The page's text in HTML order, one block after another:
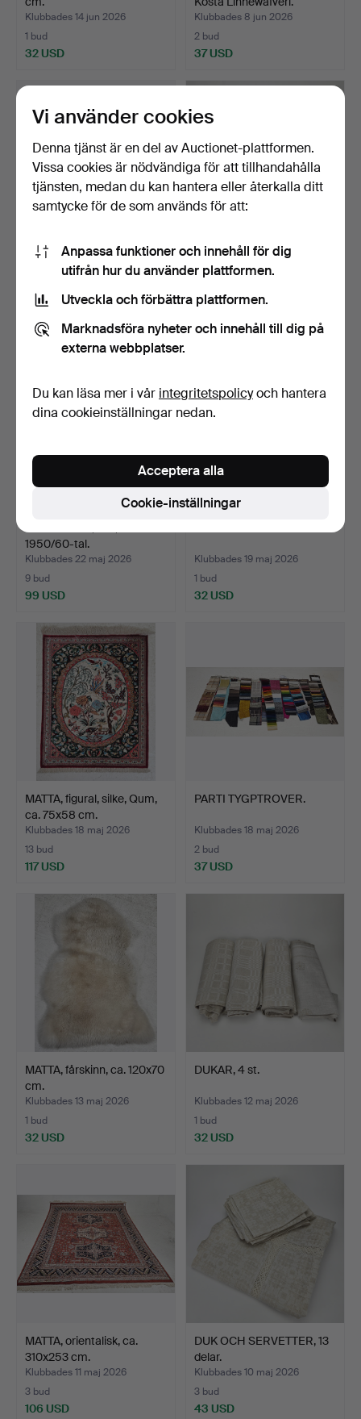
Klubbades 14 jun 2026
1 bud
32 USD
Klubbades 8 jun 2026
2 bud
37 USD
MATTA, Kina, ca. 274x183
2 bud
37 USD
ANNA-JOHANNA
ÅNGSTRÖM. Matta,
7 bud
53 USD
1950/60-tal.
Klubbades 22 maj 2026
9 bud
99 USD
Klubbades 19 maj 2026
1 bud
32 USD
MATTA, figural, silke, Qum,
ca. 75x58 cm.
Klubbades 18 maj 2026
13 bud
117 USD
PARTI TYGPTROVER.
Klubbades 18 maj 2026
2 bud
37 USD
MATTA, fårskinn, ca. 120x70
cm.
Klubbades 13 maj 2026
1 bud
32 USD
DUKAR, 4 st.
Klubbades 12 maj 2026
1 bud
32 USD
MATTA, orientalisk, ca.
310x253 cm.
Klubbades 11 maj 2026
3 bud
106 USD
DUK OCH SERVETTER, 13
delar.
Klubbades 10 maj 2026
3 bud
43 USD
Vi använder cookies
Denna tjänst är en del av Auctionet-plattformen.
Vissa cookies är nödvändiga för att tillhandahålla
tjänsten, medan du kan hantera eller återkalla ditt
samtycke för de som används för att:
Anpassa funktioner och innehåll för dig
utifrån hur du använder plattformen.
Utveckla och förbättra plattformen.
Marknadsföra nyheter och innehåll till dig på
externa webbplatser.
Du kan läsa mer i vår integritetspolicyoch hantera
dina cookieinställningar nedan.
Cookie-inställningar
Acceptera alla